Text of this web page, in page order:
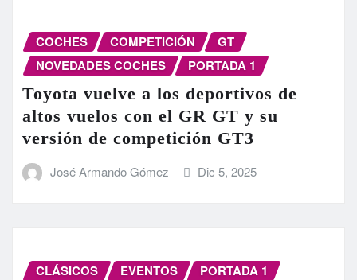
COCHES COMPETICIÓN
GT
NOVEDADES COCHES
PORTADA 1
Toyota vuelve a los deportivos de
altos vuelos con el GR GT y su
versión de competición GT3
José Armando Gómez Dic 5, 2025
CLÁSICOS EVENTOS PORTADA 1